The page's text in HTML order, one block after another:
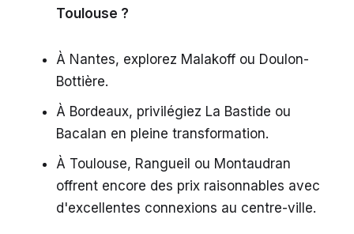
Toulouse ?
À Nantes, explorez Malakoff ou Doulon-
Bottière.
À Bordeaux, privilégiez La Bastide ou
Bacalan en pleine transformation.
À Toulouse, Rangueil ou Montaudran
offrent encore des prix raisonnables avec
d'excellentes connexions au centre-ville.